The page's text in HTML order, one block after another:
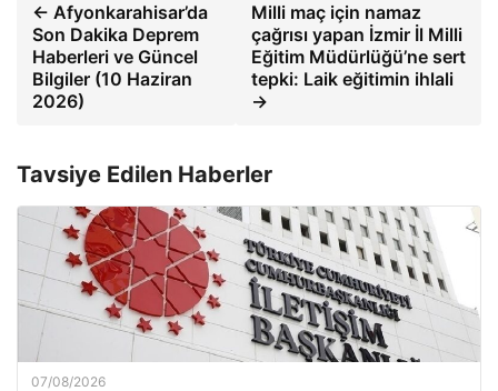
← Afyonkarahisar’da
Son Dakika Deprem
Haberleri ve Güncel
Bilgiler (10 Haziran
2026)
Milli maç için namaz
çağrısı yapan İzmir İl Milli
Eğitim Müdürlüğü’ne sert
tepki: Laik eğitimin ihlali
→
Tavsiye Edilen Haberler
07/08/2026